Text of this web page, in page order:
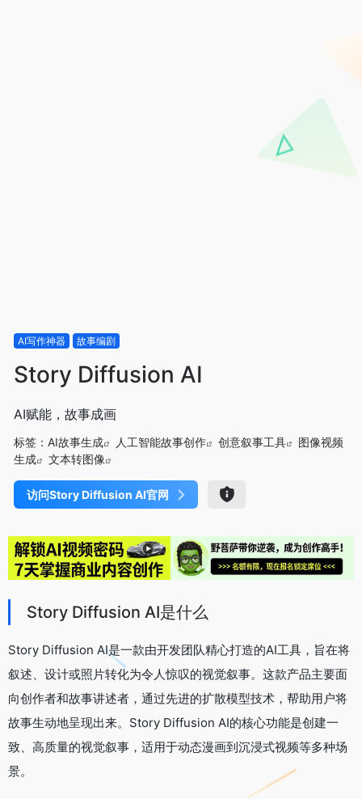
AI写作神器 故事编剧
Story Diffusion AI
AI赋能，故事成画
标签： AI故事生成 人工智能故事创作 创意叙事工具
图像视频
生成
文本转图像
访问Story Diffusion AI官网
Story Diffusion AI是什么
Story Diffusion AI是一款由开发团队精心打造的AI工具，旨在将
叙述、设计或照片转化为令人惊叹的视觉叙事。这款产品主要面
向创作者和故事讲述者，通过先进的扩散模型技术，帮助用户将
故事生动地呈现出来。Story Diffusion AI的核心功能是创建一
致、高质量的视觉叙事，适用于动态漫画到沉浸式视频等多种场
景。